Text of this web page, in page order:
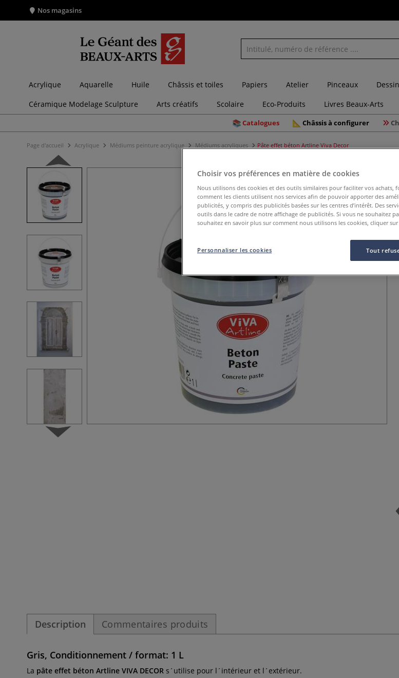
Nos magasins
Acrylique Aquarelle Huile Châssis et toiles Papiers Atelier Pinceaux
Céramique Modelage Sculpture
Arts créatifs Scolaire Eco-Produits Livres Beaux-Arts
Catalogues Châssis à configurer
Page d'accueil Acrylique Médiums peinture acrylique Médiums acryliques Pâte effet béton Artline Viva Decor
Description Commentaires produits
Gris, Conditionnement / format: 1 L
La pâte effet béton Artline VIVA DECOR s´utilise pour l´intérieur et l´extérieur.
Choisir vos préférences en matière de cookies
Nous utilisons des cookies et des outils similaires pour faciliter vos achats,
comment les clients utilisent nos services afin de pouvoir apporter des
publicités, y compris des publicités basées sur les centres d’intérêt. Des
outils dans le cadre de notre affichage de publicités. Si vous ne souhaitez
souhaitez en savoir plus sur comment nous utilisons les cookies, cliquer sur
Tout
Personnaliser les cookies